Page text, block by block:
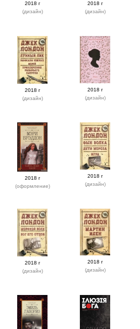
2018 г
(дизайн)
2018 г
(дизайн)
2018 г
(дизайн)
2018 г
(дизайн)
2018 г
(оформление)
2018 г
(дизайн)
2018 г
(дизайн)
2018 г
(дизайн)